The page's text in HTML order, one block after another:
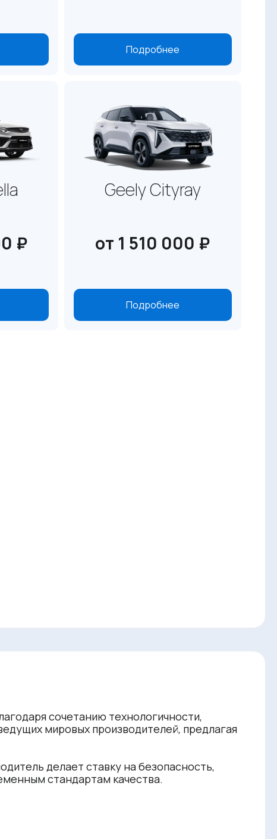
Подробнее
₽
Geely Cityray
от 1 510 000 ₽
Подробнее
сочетанию технологичности,
мировых производителей, предлагая
делает ставку на безопасность,
стандартам качества.